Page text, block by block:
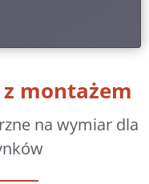
montażem
na wymiar dla